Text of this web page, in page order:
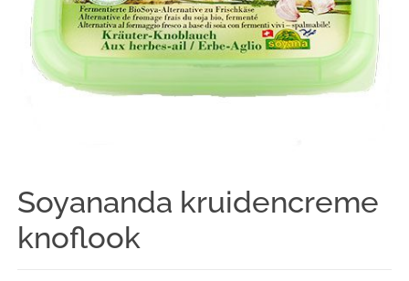
Soyananda kruidencreme
knoflook